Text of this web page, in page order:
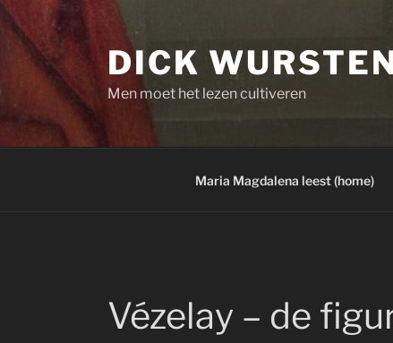
Skip
to
content
DICK
Men moet het lezen cultiveren
Maria Magdalena leest (home)
Vézelay – de